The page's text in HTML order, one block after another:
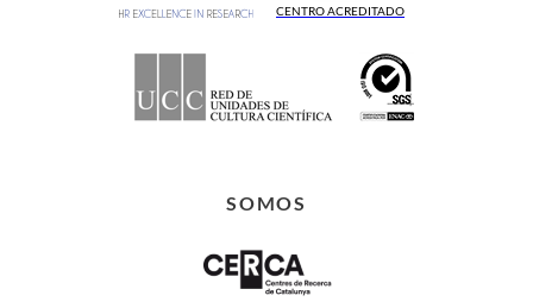
CENTRO ACREDITADO
SOMOS